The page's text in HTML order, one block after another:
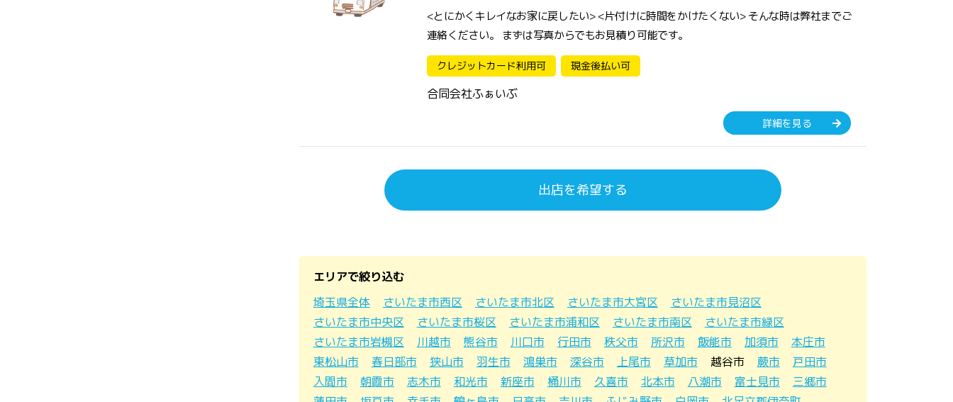
<とにかくキレイなお家に戻したい> <片付けに時間をかけたくない> そんな時は弊社までご
連絡ください。 まずは写真からでもお見積り可能です。
クレジットカード利用可 現金後払い可
合同会社ふぁいぶ
詳細を見る
出店を希望する
エリアで絞り込む
埼玉県全体
さいたま市西区 さいたま市北区 さいたま市大宮区
さいたま市見沼区
さいたま市中央区
さいたま市桜区 さいたま市浦和区 さいたま市南区
さいたま市緑区
さいたま市岩槻区
川越市 熊谷市 川口市 行田市 秩父市 所沢市 飯能市 加須市
本庄市
東松山市
春日部市 狭山市 羽生市 鴻巣市 深谷市 上尾市 草加市 越谷市 蕨市
戸田市
入間市
朝霞市 志木市 和光市 新座市 桶川市 久喜市 北本市 八潮市 富士見市
三郷市